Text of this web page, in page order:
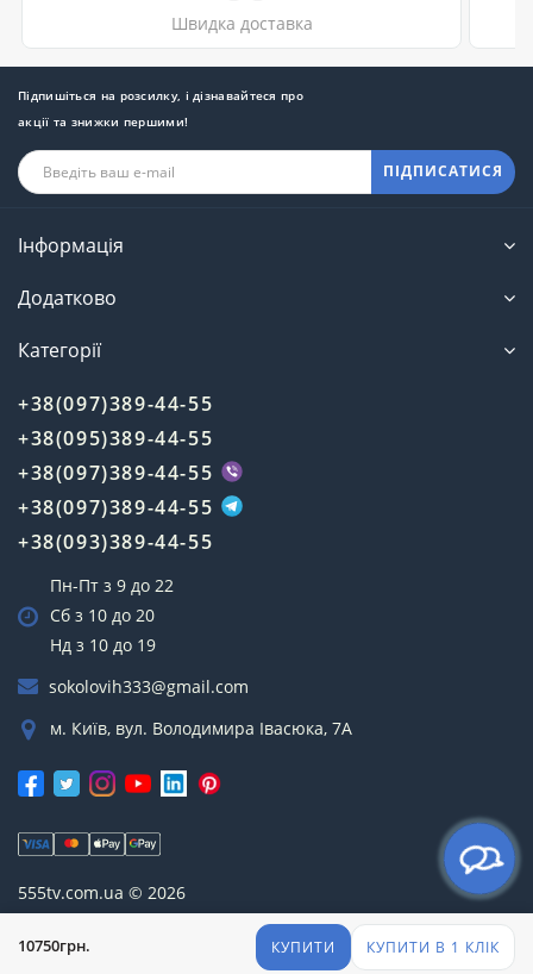
10750грн. КУПИТИ КУПИТИ В 1 КЛІК
Швидка доставка
Підпишіться на розсилку, і дізнавайтеся про
акції та знижки першими!
ПІДПИСАТИСЯ
Інформація
Додатково
Категорії
+38(097)389-44-55
+38(095)389-44-55
+38(097)389-44-55
+38(097)389-44-55
+38(093)389-44-55
Пн-Пт з 9 до 22
Сб з 10 до 20
Нд з 10 до 19
sokolovih333@gmail.com
м. Київ, вул. Володимира Івасюка, 7А
555tv.com.ua © 2026